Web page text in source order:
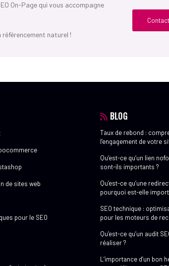
On-Page qui vous accompagne
référencement naturel !
de sites web
pour le SEO
BLOG
Taux de rebond :
l’engagement de votre
Qu’est-ce qu’un lien
sont-ils importants ?
Qu’est-ce qu’une
pourquoi est-elle
SEO technique :
pour les moteurs de
Qu’est-ce qu’un audit
réaliser ?
L’importance d’un bon